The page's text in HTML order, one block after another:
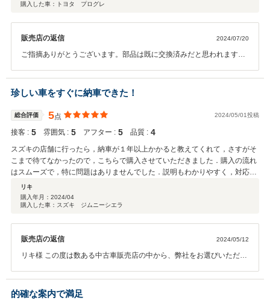
購入した車：トヨタ プログレ
販売店の返信 2024/07/20
ご指摘ありがとうございます。部品は既に交換済みだと思われます
珍しい車をすぐに納車できた！
総合評価 5点 2024/05/01投稿
接客 : 5 雰囲気 : 5 アフター : 5 品質 : 4
スズキの店舗に行ったら，納車が１年以上かかると教えてくれて，さすがそ
こまで待てなかったので，こちらで購入させていただきました．購入の流れ
はスムーズで，特に問題はありませんでした．説明もわかりやすく，対応が
良かったと思います．後悔なしです．
リキ
購入年月： 2024/04
購入した車：スズキ ジムニーシエラ
販売店の返信 2024/05/12
リキ様 この度は数ある中古車販売店の中から、弊社をお選びいただき
とができ、私達も嬉しく思います。 ご納車からお付き合いが始まりま
す。お車のアフターサービスにもご加入頂いております。 今後お車の
事でご相談・お困りごとあればお気軽にお問い合わせ下さい。
的確な案内で満足